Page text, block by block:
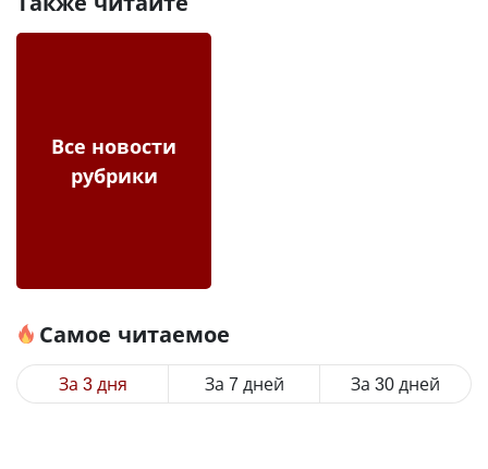
Все новости
рубрики
Самое читаемое
За 3 дня За 7 дней За 30 дней